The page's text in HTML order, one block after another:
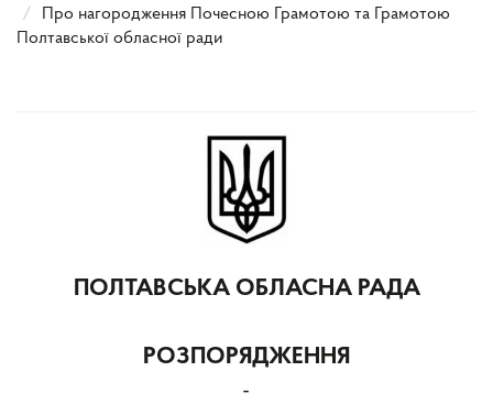
Про нагородження Почесною Грамотою та Грамотою
Полтавської обласної ради
ПОЛТАВСЬКА ОБЛАСНА РАДА
РОЗПОРЯДЖЕННЯ
-